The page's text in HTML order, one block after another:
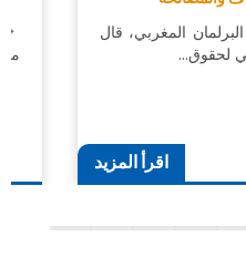
قبة البرلمان المغربي، قال
لحقوق…
اقرأ المزيد